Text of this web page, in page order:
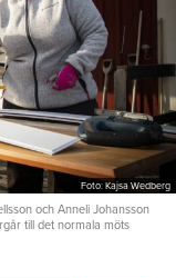
Foto: Kajsa Wedberg
och Anneli Johansson
till det normala möts